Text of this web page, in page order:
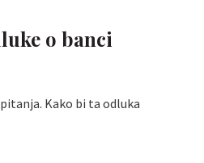
o banci
Kako bi ta odluka